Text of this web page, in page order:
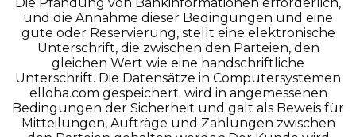
und die Annahme dieser Bedingungen und eine
gute oder Reservierung, stellt eine elektronische
Unterschrift, die zwischen den Parteien, den
gleichen Wert wie eine handschriftliche
Unterschrift. Die Datensätze in Computersystemen
elloha.com gespeichert. wird in angemessenen
Bedingungen der Sicherheit und galt als Beweis für
Mitteilungen, Aufträge und Zahlungen zwischen